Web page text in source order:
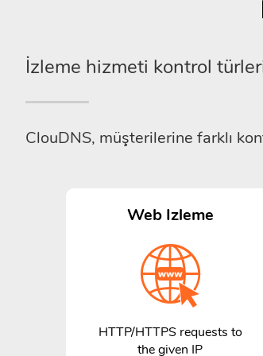
İzleme hizmeti kontrol
ClouDNS, müşterilerine farklı
Web Izleme
HTTP/HTTPS requests to
the given IP